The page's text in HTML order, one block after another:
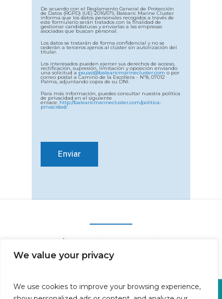
We value your privacy
We use cookies to improve your browsing experience,
De acuerdo con el Reglamento General de Protección
de Datos (RGPD) (UE) 2016/679, Balearic Marine Cluster
informa que los datos personales recogidos a través de
este formulario serán tratados con la finalidad de
gestionar candidaturas y enviarlas a las empresas
asociadas que buscan personal.
Los datos se tratarán de forma confidencial y no se
cederán a terceros ajenos al clúster sin autorización del
titular.
Los interesados pueden ejercer sus derechos de acceso,
rectificación, supresión, limitación y oposición enviando
una solicitud a psuasi@balearicmarinecluster.com o por
correo postal a Camino de la Escollera - Nº8, 07012
Palma, adjuntando copia de su DNI.
Para más información, puedes consultar nuestra política
de privacidad en el siguiente
enlace: http://balearicmarinecluster.com/politica-
privacidad/